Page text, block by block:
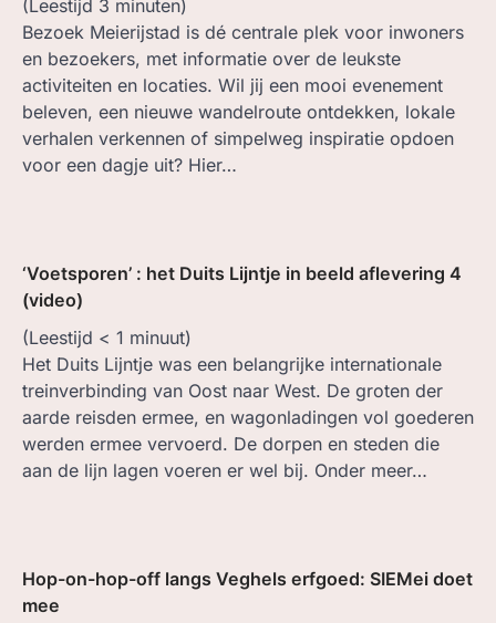
(Leestijd 3 minuten)
Bezoek Meierijstad is dé centrale plek voor inwoners
en bezoekers, met informatie over de leukste
activiteiten en locaties. Wil jij een mooi evenement
beleven, een nieuwe wandelroute ontdekken, lokale
verhalen verkennen of simpelweg inspiratie opdoen
voor een dagje uit? Hier…
‘Voetsporen’ : het Duits Lijntje in beeld aflevering 4
(video)
(Leestijd < 1 minuut)
Het Duits Lijntje was een belangrijke internationale
treinverbinding van Oost naar West. De groten der
aarde reisden ermee, en wagonladingen vol goederen
werden ermee vervoerd. De dorpen en steden die
aan de lijn lagen voeren er wel bij. Onder meer…
Hop-on-hop-off langs Veghels erfgoed: SIEMei doet
mee